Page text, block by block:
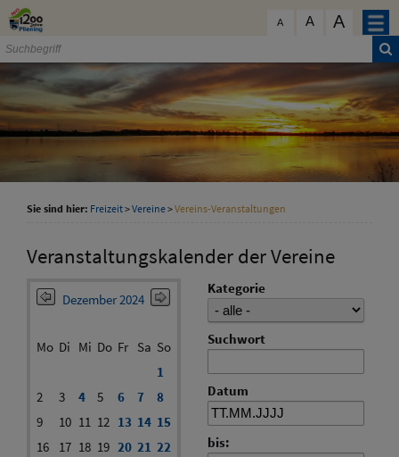
Zum Inhalt
A A A
Sie sind hier: Freizeit>Vereine>Vereins-Veranstaltungen
Veranstaltungskalender der Vereine
Dezember 2024
Mo Di Mi Do Fr Sa So
1
2
3 4 5 6 7
8
9
10 11 12 13 14 15
16
17 18 19 20 21 22
Kategorie
Suchwort
Datum
bis:
schließen